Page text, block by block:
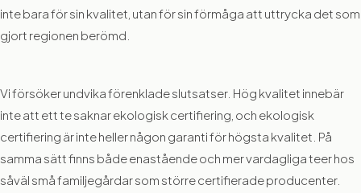
inte bara för sin kvalitet, utan för sin förmåga att uttrycka det som
gjort regionen berömd.
Vi försöker undvika förenklade slutsatser. Hög kvalitet innebär
inte att ett te saknar ekologisk certifiering, och ekologisk
certifiering är inte heller någon garanti för högsta kvalitet. På
samma sätt finns både enastående och mer vardagliga teer hos
såväl små familjegårdar som större certifierade producenter.